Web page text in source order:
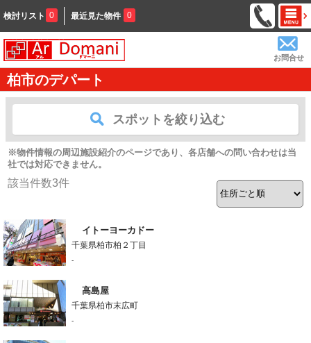
検討リスト 0 最近見た物件 0
お問合せ
柏市のデパート
スポットを絞り込む
※物件情報の周辺施設紹介のページであり、各店舗への問い合わせは当
社では対応できません。
該当件数3件
イトーヨーカドー
千葉県柏市柏２丁目
-
高島屋
千葉県柏市末広町
-